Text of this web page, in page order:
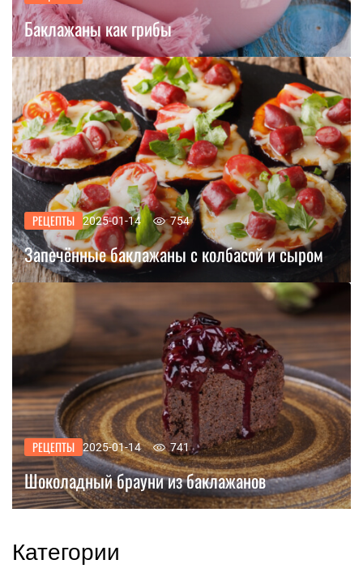
Баклажаны как грибы
РЕЦЕПТЫ 2025-01-14 754
Запечённые баклажаны с колбасой и сыром
РЕЦЕПТЫ 2025-01-14 741
Шоколадный брауни из баклажанов
Категории